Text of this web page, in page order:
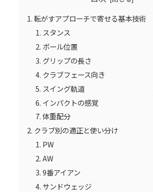
転がすアプローチで寄せる基本技術
スタンス
ボール位置
グリップの長さ
クラブフェース向き
スイング軌道
インパクトの感覚
体重配分
クラブ別の適正と使い分け
PW
AW
9番アイアン
サンドウェッジ